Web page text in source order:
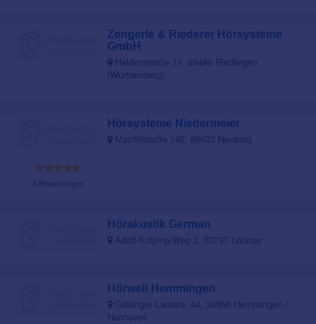
Zengerle & Riederer Hörsysteme
GmbH
Haldenstraße 11, 88499 Riedlingen
(Württemberg)
3 Bewertungen
Hörsysteme Niedermeier
Mazillistarße 142, 86633 Neuburg
Hörakustik German
Adolf-Kolping-Weg 2, 53797 Lohmar
Hörwelt Hemmingen
Göttinger Landstr. 44, 30966 Hemmingen /
Hannover